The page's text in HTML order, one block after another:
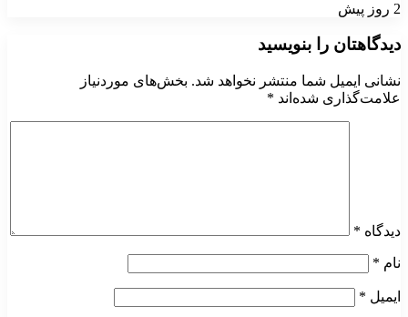
2 روز پیش
دیدگاهتان را بنویسید
نشانی ایمیل شما منتشر نخواهد شد. بخش‌های موردنیاز
علامت‌گذاری شده‌اند *
دیدگاه *
نام *
ایمیل *